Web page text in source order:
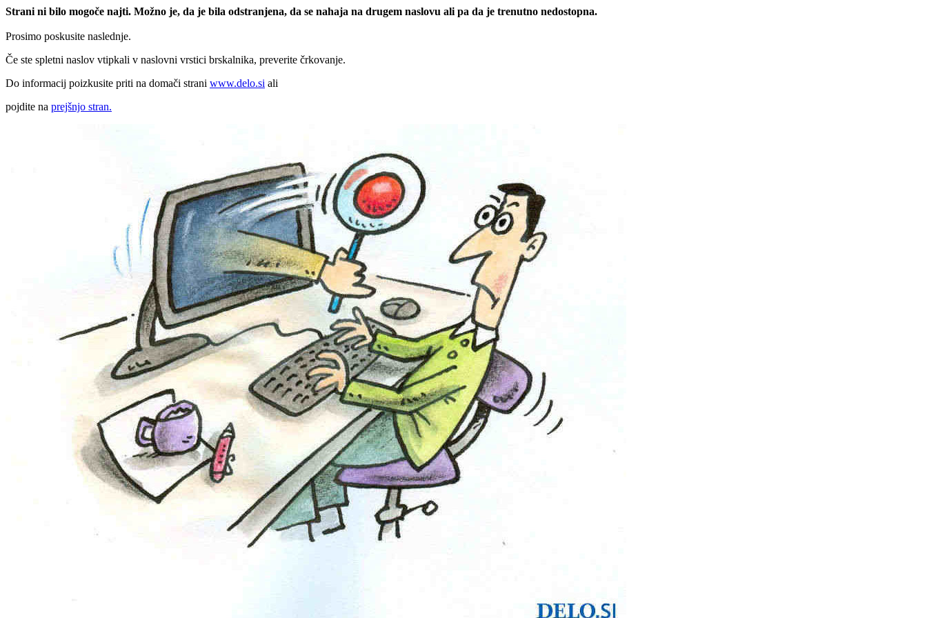
Strani ni bilo mogoče najti. Možno je, da je bila odstranjena, da se nahaja na drugem naslovu ali pa da je trenutno nedostopna.
Prosimo poskusite naslednje.
Če ste spletni naslov vtipkali v naslovni vrstici brskalnika, preverite črkovanje.
Do informacij poizkusite priti na domači strani www.delo.si ali
pojdite na prejšnjo stran.